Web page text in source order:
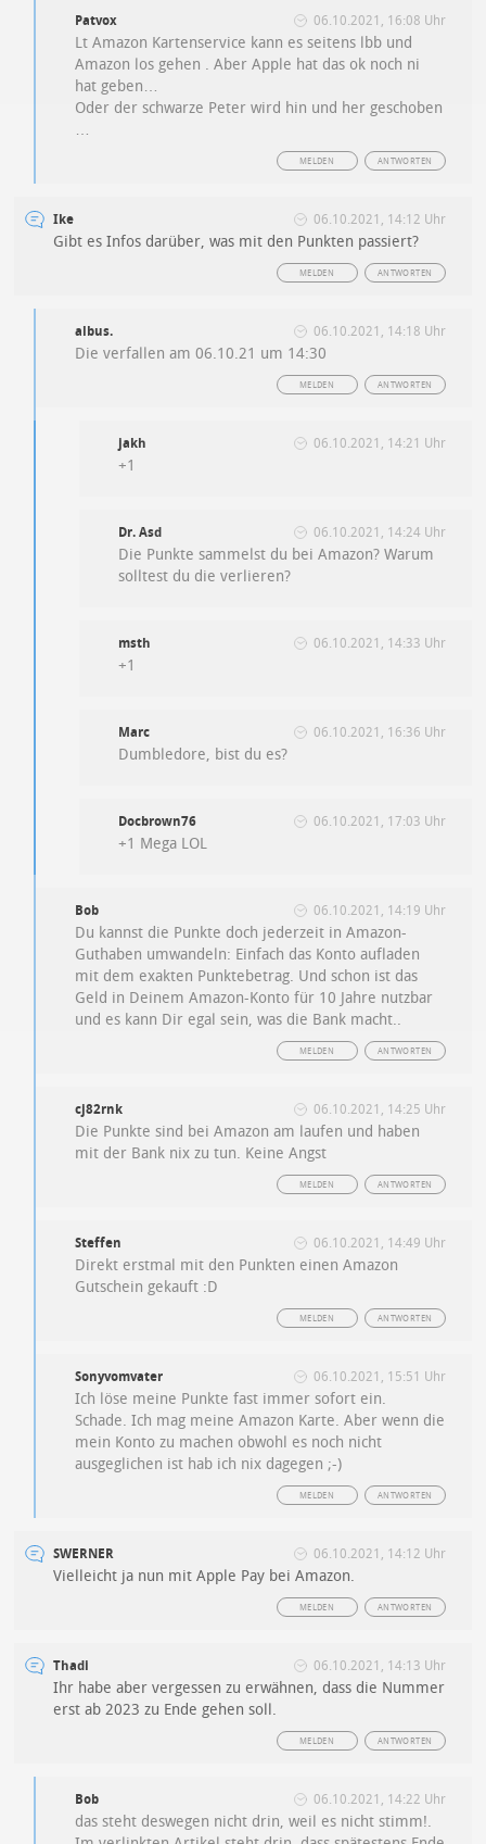
Patvox 06.10.2021, 16:08 Uhr
Lt Amazon Kartenservice kann es seitens lbb und
Amazon los gehen . Aber Apple hat das ok noch ni
hat geben…
Oder der schwarze Peter wird hin und her geschoben
…
ANTWORTEN
MELDEN
Ike 06.10.2021, 14:12 Uhr
Gibt es Infos darüber, was mit den Punkten passiert?
ANTWORTEN
MELDEN
albus. 06.10.2021, 14:18 Uhr
Die verfallen am 06.10.21 um 14:30
ANTWORTEN
MELDEN
jakh 06.10.2021, 14:21 Uhr
+1
Dr. Asd 06.10.2021, 14:24 Uhr
Die Punkte sammelst du bei Amazon? Warum
solltest du die verlieren?
msth 06.10.2021, 14:33 Uhr
+1
Marc 06.10.2021, 16:36 Uhr
Dumbledore, bist du es?
Docbrown76 06.10.2021, 17:03 Uhr
+1 Mega LOL
Bob 06.10.2021, 14:19 Uhr
Du kannst die Punkte doch jederzeit in Amazon-
Guthaben umwandeln: Einfach das Konto aufladen
mit dem exakten Punktebetrag. Und schon ist das
Geld in Deinem Amazon-Konto für 10 Jahre nutzbar
und es kann Dir egal sein, was die Bank macht..
ANTWORTEN
MELDEN
cj82rnk 06.10.2021, 14:25 Uhr
Die Punkte sind bei Amazon am laufen und haben
mit der Bank nix zu tun. Keine Angst
ANTWORTEN
MELDEN
Steffen 06.10.2021, 14:49 Uhr
Direkt erstmal mit den Punkten einen Amazon
Gutschein gekauft :D
ANTWORTEN
MELDEN
Sonyvomvater 06.10.2021, 15:51 Uhr
Ich löse meine Punkte fast immer sofort ein.
Schade. Ich mag meine Amazon Karte. Aber wenn die
mein Konto zu machen obwohl es noch nicht
ausgeglichen ist hab ich nix dagegen ;-)
ANTWORTEN
MELDEN
SWERNER 06.10.2021, 14:12 Uhr
Vielleicht ja nun mit Apple Pay bei Amazon.
ANTWORTEN
MELDEN
Thadi 06.10.2021, 14:13 Uhr
Ihr habe aber vergessen zu erwähnen, dass die Nummer
erst ab 2023 zu Ende gehen soll.
ANTWORTEN
MELDEN
Bob 06.10.2021, 14:22 Uhr
das steht deswegen nicht drin, weil es nicht stimm!.